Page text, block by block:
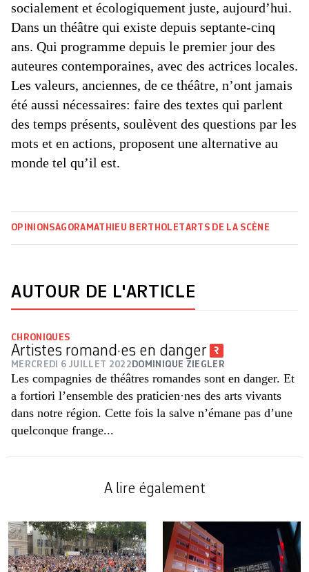
socialement et écologiquement juste, aujourd’hui.
Dans un théâtre qui existe depuis septante-cinq
ans. Qui programme depuis le premier jour des
auteures contemporaines, avec des actrices locales.
Les valeurs, anciennes, de ce théâtre, n’ont jamais
été aussi nécessaires: faire des textes qui parlent
des temps présents, soulèvent des questions par les
mots et en actions, proposent une alternative au
monde tel qu’il est.
OPINIONSAGORA MATHIEU BERTHOLETARTS DE LA SCÈNE
AUTOUR DE L'ARTICLE
CHRONIQUES
Artistes romand·es en danger
MERCREDI 6 JUILLET 2022 DOMINIQUE ZIEGLER
Les compagnies de théâtres romandes sont en danger. Et
a fortiori l’ensemble des praticien·nes des arts vivants
dans notre région. Cette fois la salve n’émane pas d’une
quelconque frange...
A lire également